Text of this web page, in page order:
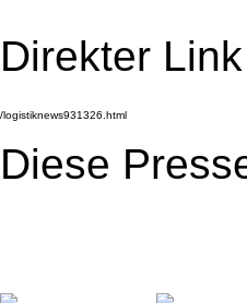
Direkter
Diese